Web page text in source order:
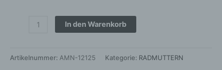
In den Warenkorb
Artikelnummer: AMN-12125 Kategorie: RADMUTTERN